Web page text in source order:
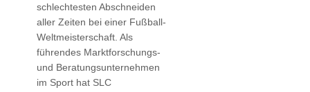
schlechtesten Abschneiden
aller Zeiten bei einer Fußball-
Weltmeisterschaft. Als
führendes Marktforschungs-
und Beratungsunternehmen
im Sport hat SLC